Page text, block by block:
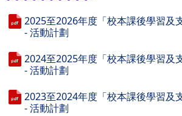
2025至2026年度「校本課後學習及
- 活動計劃
2024至2025年度「校本課後學習及
- 活動計劃
2023至2024年度「校本課後學習及
- 活動計劃